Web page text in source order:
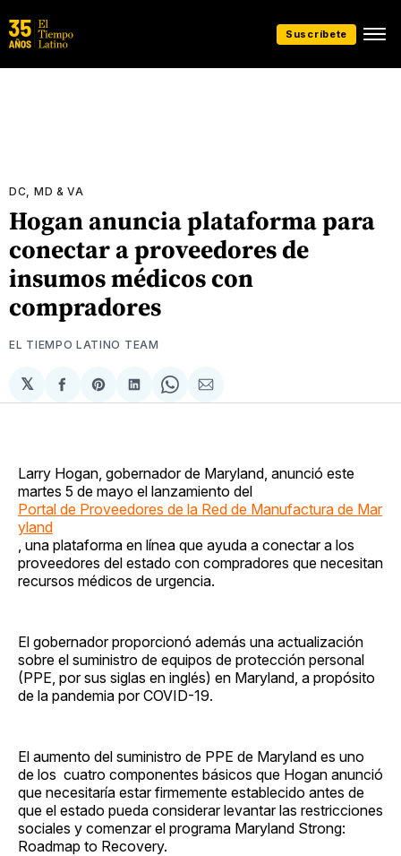
Suscríbete
DC, MD & VA
Hogan anuncia plataforma para
conectar a proveedores de
insumos médicos con
compradores
EL TIEMPO LATINO TEAM
𝕏
Compartir
en
Share
on
Compartir
en
Share
on
Compartir
via
Larry Hogan, gobernador de Maryland, anunció este
martes 5 de mayo el lanzamiento del
Portal de Proveedores de la Red de Manufactura de Mar
yland
, una plataforma en línea que ayuda a conectar a los
proveedores del estado con compradores que necesitan
recursos médicos de urgencia.
El gobernador proporcionó además una actualización
sobre el suministro de equipos de protección personal
(PPE, por sus siglas en inglés) en Maryland, a propósito
de la pandemia por COVID-19.
El aumento del suministro de PPE de Maryland es uno
de los cuatro componentes básicos que Hogan anunció
que necesitaría estar firmemente establecido antes de
que el estado pueda considerar levantar las restricciones
sociales y comenzar el programa Maryland Strong:
Roadmap to Recovery.